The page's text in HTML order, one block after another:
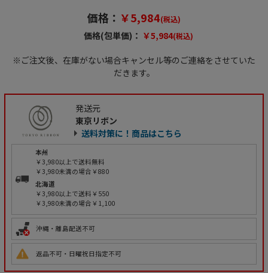
価格： ￥5,984(税込)
価格(包単価)： ￥5,984(税込)
※ご注文後、在庫がない場合キャンセル等のご連絡をさせていた
だきます。
発送元
東京リボン
送料対策に！商品はこちら
本州
￥3,980以上で送料無料
￥3,980未満の場合￥880
北海道
￥3,980以上で送料￥550
￥3,980未満の場合￥1,100
沖縄・離島配送不可
返品不可・日曜祝日指定不可